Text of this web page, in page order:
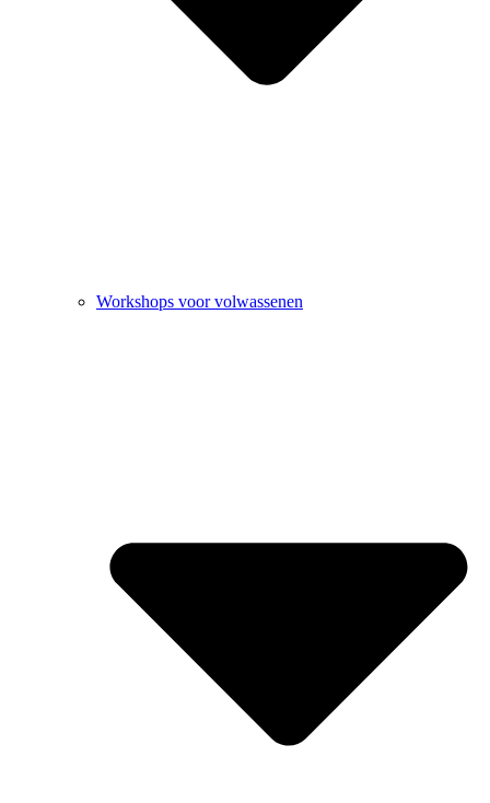
Workshops voor volwassenen